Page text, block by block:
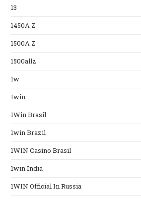
13
1450A Z
1500A Z
1500allz
1w
1win
1Win Brasil
1win Brazil
1WIN Casino Brasil
1win India
1WIN Official In Russia